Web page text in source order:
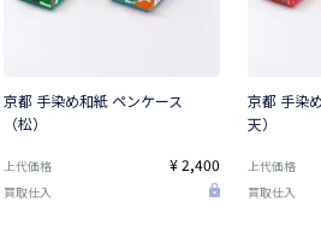
京都 手染め和紙 ペンケース
（松）
上代価格 ¥ 2,400
買取仕入
京都 手染
天）
上代価格
買取仕入